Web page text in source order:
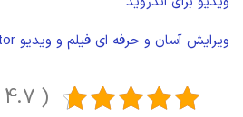
ویرایش آسان و حرفه ای فیلم و ویدیو Movavi Video Editor
( 4.7 از 5 ) از 3 رای